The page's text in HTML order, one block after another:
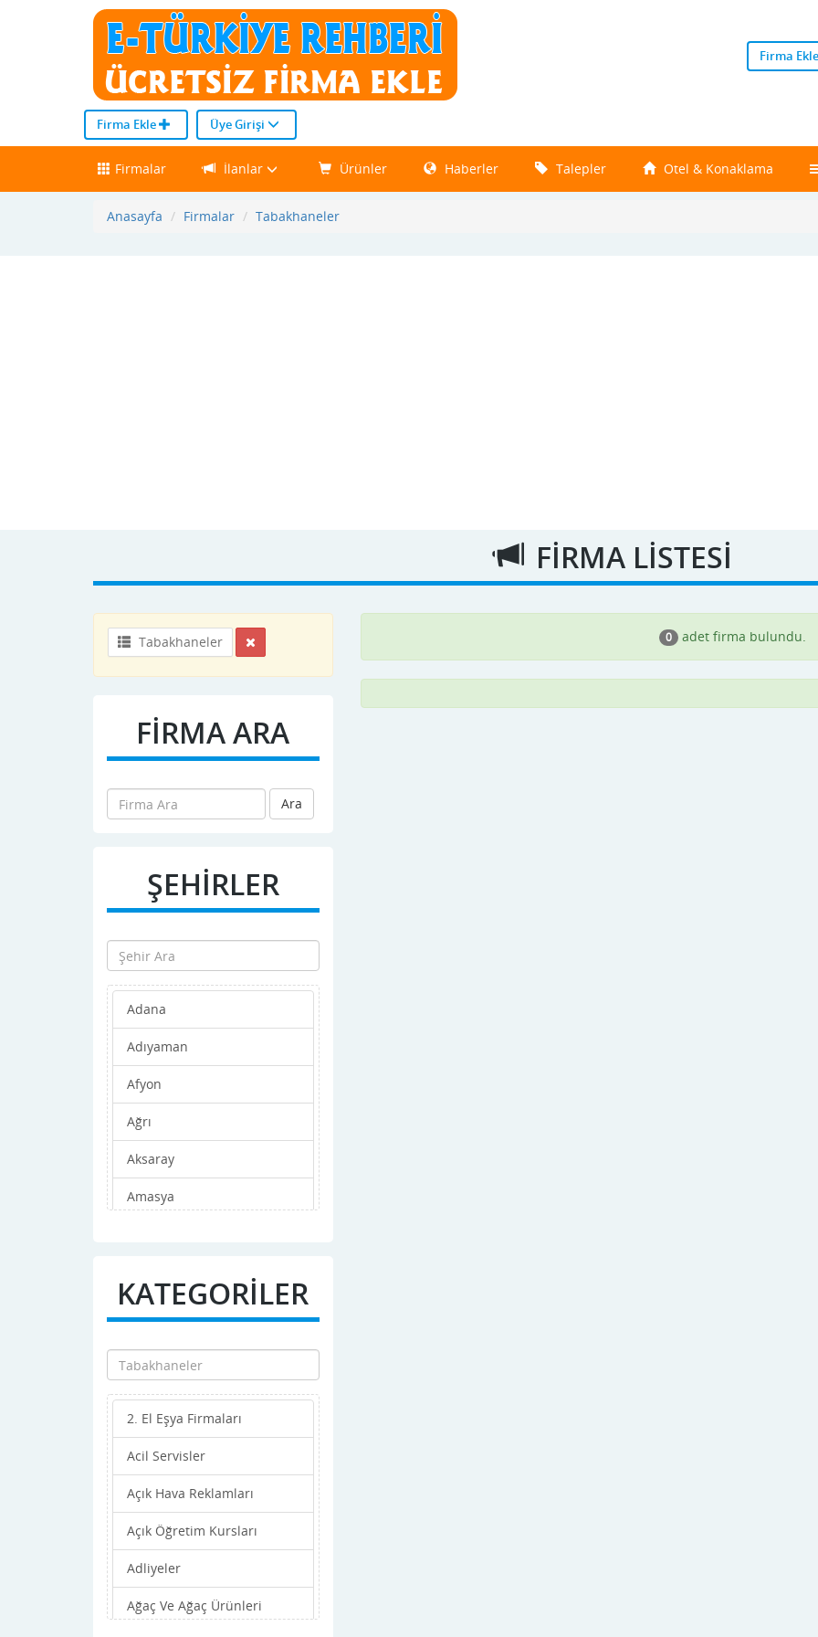
Firma
Firma Ekle Üye Girişi
Firmalar İlanlar Ürünler Haberler Talepler Otel & Konaklama
Anasayfa Firmalar Tabakhaneler
FİRMA LİSTESİ
Tabakhaneler
FİRMA ARA
Ara
ŞEHİRLER
Adana
Adıyaman
Afyon
Ağrı
Aksaray
Amasya
Ardahan
Artvin
Aydın
Balıkesir
Bartın
Batman
Bayburt
Bilecik
Bingöl
KATEGORİLER
2. El Eşya Firmaları
Acil Servisler
Açık Hava Reklamları
Açık Öğretim Kursları
Adliyeler
Ağaç Ve Ağaç Ürünleri
0 adet firma bulundu.